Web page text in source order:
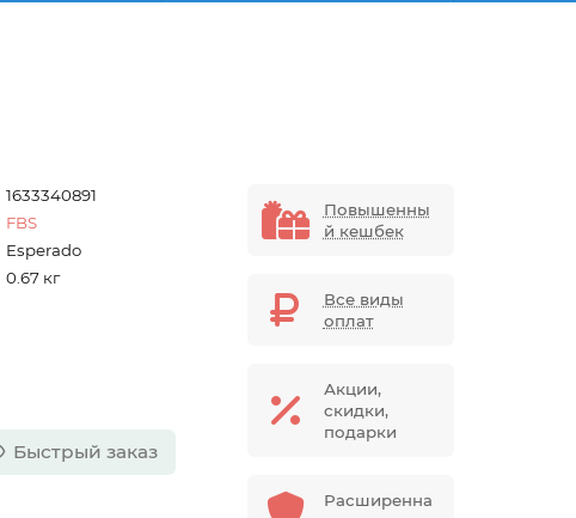
1633340891
FBS
Esperado
0.67 кг
Быстрый заказ
Повышенны
й кешбек
Все виды
оплат
Акции,
скидки,
подарки
Расширенна